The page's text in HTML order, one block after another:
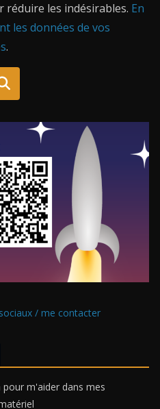
réduire les indésirables. En
les données de vos
.
/ me contacter
m'aider dans mes